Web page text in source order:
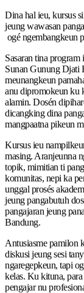
Dina hal ieu, kursus
jeung wawasan
ogé ngembangkeun
Sasaran tina
Sunan Gunung Djati
meunangkeun
anu dipromokeun ku
alamin. Dosén
dicangking dina
mangpaatna pikeun
Kursus ieu
masing. Aranjeunna
topik, mimitian ti
komunitas, nepi ka
unggal prosés
jeung pangabutuh
pangajaran jeung
Bandung.
Antusiasme pamilon
diskusi jeung sesi
ngaregepkeun, tapi
kelas. Ku kituna,
pengajar nu